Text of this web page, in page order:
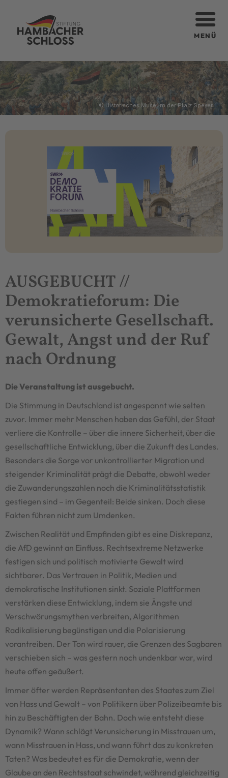
© Historisches Museum der Pfalz Speyer
AUSGEBUCHT //
Demokratieforum: Die
verunsicherte Gesellschaft.
Gewalt, Angst und der Ruf
nach Ordnung
Die Veranstaltung ist ausgebucht.
Die Stimmung in Deutschland ist angespannt wie selten
zuvor. Immer mehr Menschen haben das Gefühl, der Staat
verliere die Kontrolle – über die innere Sicherheit, über die
gesellschaftliche Entwicklung, über die Zukunft des Landes.
Besonders die Sorge vor unkontrollierter Migration und
steigender Kriminalität prägt die Debatte, obwohl weder
die Zuwanderungszahlen noch die Kriminalitätsstatistik
gestiegen sind – im Gegenteil: Beide sinken. Doch diese
Fakten führen nicht zum Umdenken.
Zwischen Realität und Empfinden gibt es eine Diskrepanz,
die AfD gewinnt an Einfluss. Rechtsextreme Netzwerke
festigen sich und politisch motivierte Gewalt wird
sichtbarer. Das Vertrauen in Politik, Medien und
demokratische Institutionen sinkt. Soziale Plattformen
verstärken diese Entwicklung, indem sie Ängste und
Verschwörungsmythen verbreiten, Algorithmen
Radikalisierung begünstigen und die Polarisierung
vorantreiben. Der Ton wird rauer, die Grenzen des Sagbaren
verschieben sich – was gestern noch undenkbar war, wird
heute offen geäußert.
Immer öfter werden Repräsentanten des Staates zum Ziel
von Hass und Gewalt – von Politikern über Polizeibeamte bis
hin zu Beschäftigten der Bahn. Doch wie entsteht diese
Dynamik? Wann schlägt Verunsicherung in Misstrauen um,
wann Misstrauen in Hass, und wann führt das zu konkreten
Taten? Was bedeutet es für die Demokratie, wenn der
Glaube an den Rechtsstaat schwindet, während gleichzeitig
MENÜ